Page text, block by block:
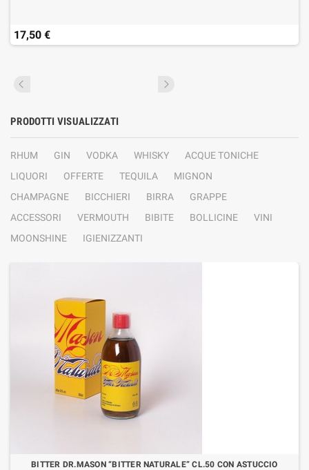
17,50 €
PRODOTTI VISUALIZZATI
RHUM GIN VODKA WHISKY
ACQUE TONICHE
LIQUORI
OFFERTE TEQUILA
MIGNON
CHAMPAGNE
BICCHIERI BIRRA
GRAPPE
ACCESSORI
VERMOUTH BIBITE BOLLICINE
VINI
MOONSHINE
IGIENIZZANTI
BITTER DR.MASON “BITTER NATURALE” CL.50 CON ASTUCCIO